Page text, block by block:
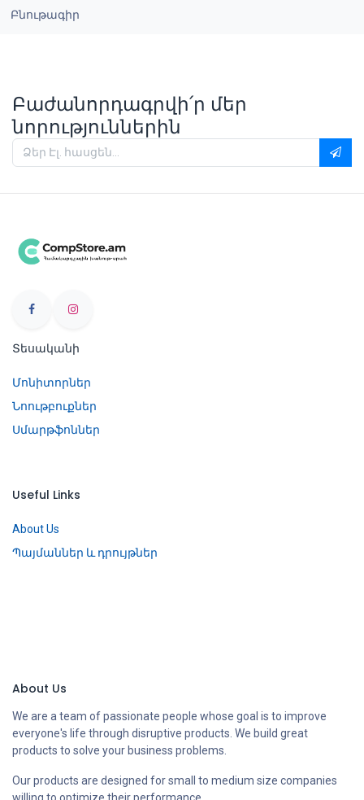
Բնութագիր
Բաժանորդագրվի՛ր մեր
նորություններին
Տեսականի
Մոնիտորներ
Նոութբուքներ
Սմարթֆոններ
Useful Links
About Us
Պայմաններ և դրույթներ
About Us
We are a team of passionate people whose goal is to improve
everyone's life through disruptive products. We build great
products to solve your business problems.
Our products are designed for small to medium size companies